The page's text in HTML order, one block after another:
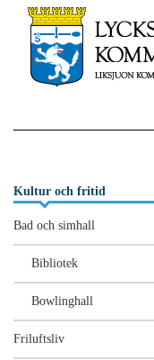
Kultur och fritid
Bad och simhall
Bibliotek
Bowlinghall
Friluftsliv